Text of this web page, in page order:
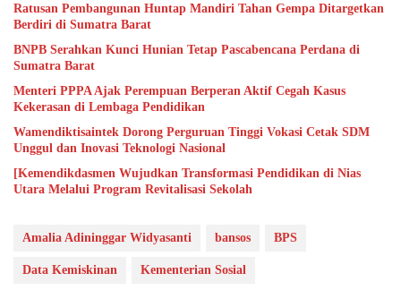
Ratusan Pembangunan Huntap Mandiri Tahan Gempa Ditargetkan
Berdiri di Sumatra Barat
BNPB Serahkan Kunci Hunian Tetap Pascabencana Perdana di
Sumatra Barat
Menteri PPPA Ajak Perempuan Berperan Aktif Cegah Kasus
Kekerasan di Lembaga Pendidikan
Wamendiktisaintek Dorong Perguruan Tinggi Vokasi Cetak SDM
Unggul dan Inovasi Teknologi Nasional
[Kemendikdasmen Wujudkan Transformasi Pendidikan di Nias
Utara Melalui Program Revitalisasi Sekolah
Amalia Adininggar Widyasanti bansos BPS
Data Kemiskinan Kementerian Sosial